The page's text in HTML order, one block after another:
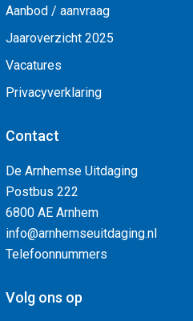
Aanbod / aanvraag
Jaaroverzicht 2025
Vacatures
Privacyverklaring
Contact
De Arnhemse Uitdaging
Postbus 222
6800 AE Arnhem
info@arnhemseuitdaging.nl
Telefoonnummers
Volg ons op